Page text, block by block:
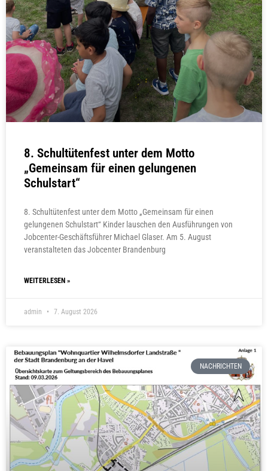
8. Schultütenfest unter dem Motto
„Gemeinsam für einen gelungenen
Schulstart“
8. Schultütenfest unter dem Motto „Gemeinsam für einen
gelungenen Schulstart“ Kinder lauschen den Ausführungen von
Jobcenter-Geschäftsführer Michael Glaser. Am 5. August
veranstalteten das Jobcenter Brandenburg
WEITERLESEN »
admin 7. August 2026
NACHRICHTEN